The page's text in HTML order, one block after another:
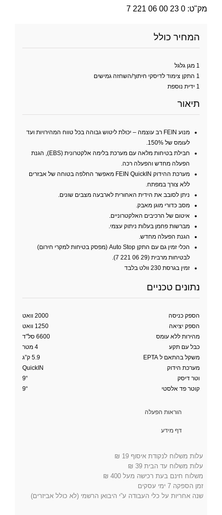
WSB
מק"ט: 0 23 00 06 221 7
המחיר כולל
1 מגן גלגל
1 התקן צימוד לדיסקי חיתוך/השחזה גמישים
1 ידית נוספת
תיאור
מנוע FEIN רב עוצמה – יכולת ליטוש גבוהה בכל טווח המהירויות ועד
לעומס של 150%.
חבילת בטיחות מלאה עם מערכת בלימה אלקטרונית (EBS), הגנת
הפעלה מחדש והפעלה רכה.
מערכת ההידוק FEIN QuickIN מאפשר החלפה בטוחה של אבזרים
ללא צורך במפתח.
ניתן לסובב את הידית האחורית לארבעה מצבים שונים.
מסב כדורי מוגן מאבק.
איטום של הרכיבים האלקטרוניים.
מברשות פחמן בעלות ניתוק עצמי.
הגנת הפעלה מחדש.
הכלי זמין גם עם התקן Auto Stop (מפסק בטיחות למקרי חירום)
לבטיחות מרבית (7 221 06 29).
זמין בגרסת 230 וולט בלבד
נתונים טכניים
2000 וואט
הספק כניסה
1250 וואט
הספק יציאה
6600 סל”ד
מהירות ללא עומס
4 מטר
כבל עם תקע
5.9 ק”ג
משקל בהתאם ל EPTA
QuickIN
מערכת הידוק
“9
וטר דיסק
“9
קוטר פד אלסטי
הוראות הפעלה
דף מידע
עלות משלוח לנקודת איסוף 19 ₪
עלות משלוח עד הבית 39 ₪
משלוח חינם בעת רכישה מעל 400 ₪
זמן הספקה 7 ימי עסקים
שנה אחריות על כלי העבודה ע”י היבואן הרשמי (לא כולל אביזרים)